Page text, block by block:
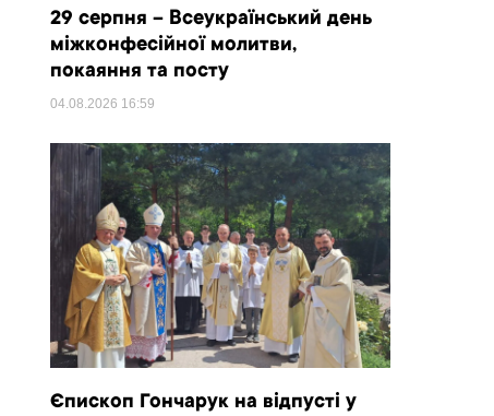
29 серпня – Всеукраїнський день
міжконфесійної молитви,
покаяння та посту
04.08.2026 16:59
Єпископ Гончарук на відпусті у